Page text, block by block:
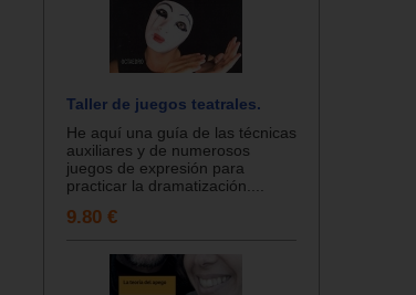
Taller de juegos teatrales.
He aquí una guía de las técnicas
auxiliares y de numerosos
juegos de expresión para
practicar la dramatización....
9.80 €